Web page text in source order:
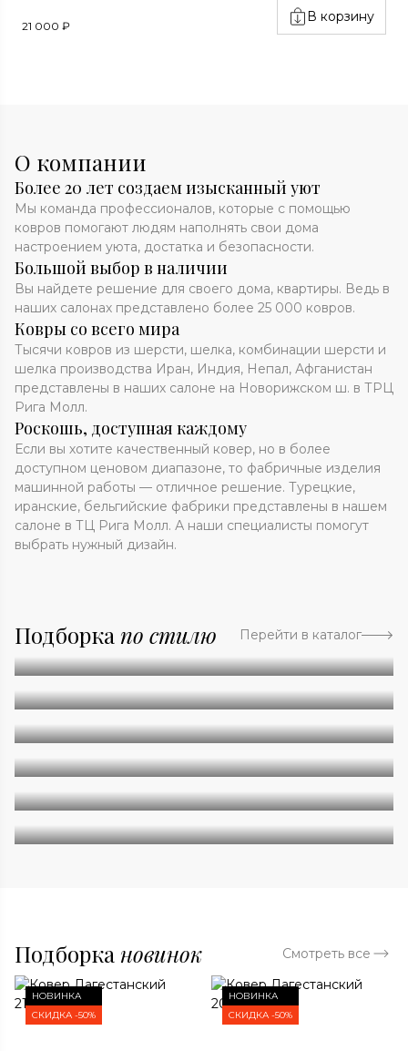
21 000 ₽
В корзину
О компании
Более 20 лет создаем изысканный уют
Мы команда профессионалов, которые с помощью
ковров помогают людям наполнять свои дома
настроением уюта, достатка и безопасности.
Большой выбор в наличии
Вы найдете решение для своего дома, квартиры. Ведь в
наших салонах представлено более 25 000 ковров.
Ковры со всего мира
Тысячи ковров из шерсти, шелка, комбинации шерсти и
шелка производства Иран, Индия, Непал, Афганистан
представлены в наших салоне на Новорижском ш. в ТРЦ
Рига Молл.
Роскошь, доступная каждому
Если вы хотите качественный ковер, но в более
доступном ценовом диапазоне, то фабричные изделия
машинной работы — отличное решение. Турецкие,
иранские, бельгийские фабрики представлены в нашем
салоне в ТЦ Рига Молл. А наши специалисты помогут
выбрать нужный дизайн.
Подборка по стилю Перейти в каталог
Абстракция
Однотонные
Геометрия
Классические
Современные
Дизайнерские
Подборка новинок Смотреть все
НОВИНКА
СКИДКА -50%
НОВИНКА
СКИДКА -50%